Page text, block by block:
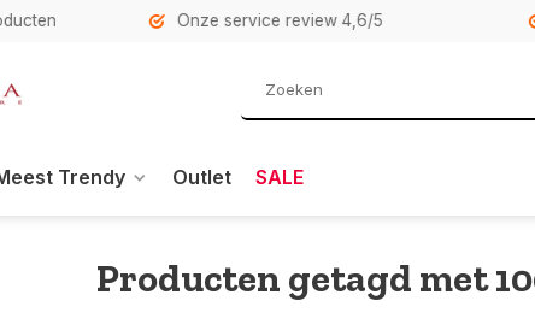
Onze service review 4,6/5
Trendy Outlet SALE
Producten getagd met